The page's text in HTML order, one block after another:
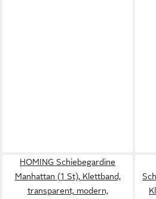
HOMING Schiebegardine
Manhattan (1 St), Klettband,
transparent, modern,